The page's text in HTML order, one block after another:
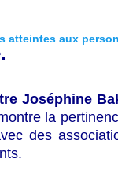
Joséphine
la
des
atteintes aux